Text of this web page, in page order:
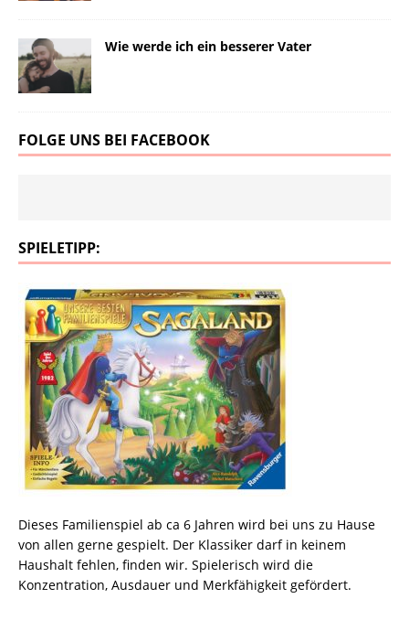
Wie werde ich ein besserer Vater
FOLGE UNS BEI FACEBOOK
SPIELETIPP:
Dieses Familienspiel ab ca 6 Jahren wird bei uns zu Hause
von allen gerne gespielt. Der Klassiker darf in keinem
Haushalt fehlen, finden wir. Spielerisch wird die
Konzentration, Ausdauer und Merkfähigkeit gefördert.